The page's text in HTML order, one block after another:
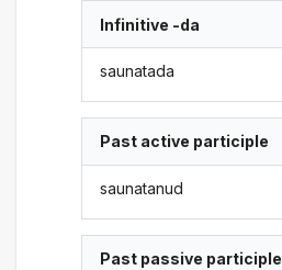
Infinitive -da
saunatada
Past active participle
saunatanud
Past passive participle